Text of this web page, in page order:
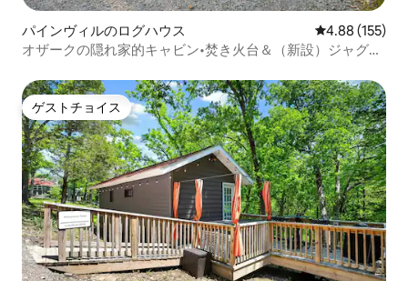
パインヴィルのログハウス レビュー155
4.88 (155)
オザークの隠れ家的キャビン•焚き火台＆（新設）ジャグジ
ゲストチョイス
ゲストチョイス